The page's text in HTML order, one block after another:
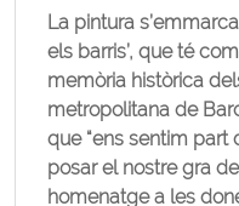
La pintura
els barris’, que té
memòria històrica
metropolitana de
que “ens sentim part
posar el nostre gra
homenatge a les